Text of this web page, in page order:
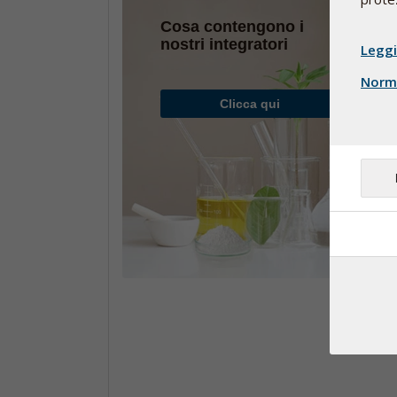
Cosa contengono i
nostri integratori
Clicca qui